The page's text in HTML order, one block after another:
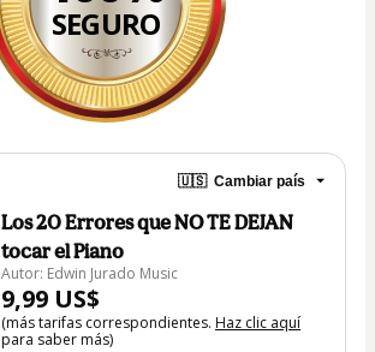
SEGURO
🇺🇸 Cambiar país
Los 20 Errores que NO TE DEJAN
tocar el Piano
Autor: Edwin Jurado Music
9,99 US$
(más tarifas correspondientes. Haz clic aquí
para saber más)